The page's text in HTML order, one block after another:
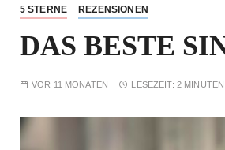
5 STERNE REZENSIONEN
DAS BESTE
VOR 11 MONATEN LESEZEIT: 2 MINUTEN